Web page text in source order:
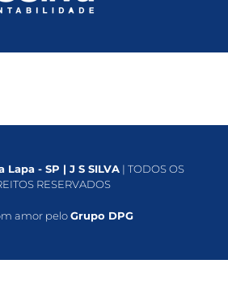
- SP | J S SILVA| TODOS OS
RESERVADOS
amor peloGrupo DPG